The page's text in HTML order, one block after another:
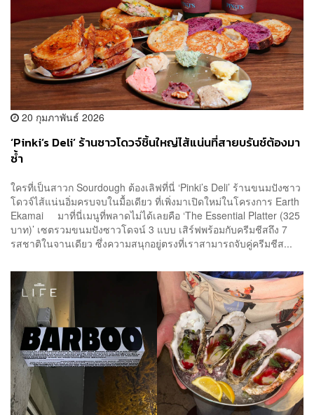
20 กุมภาพันธ์ 2026
‘Pinki’s Deli’ ร้านซาวโดวจ์ชิ้นใหญ่ไส้แน่นที่สายบรันช์ต้องมา
ซ้ำ
ใครที่เป็นสาวก Sourdough ต้องเลิฟที่นี่ ‘Pinki’s Deli’ ร้านขนมปังซาว
โดวจ์ไส้แน่นอิ่มครบจบในมื้อเดียว ที่เพิ่งมาเปิดใหม่ในโครงการ Earth
Ekamai มาที่นี่เมนูที่พลาดไม่ได้เลยคือ ‘The Essential Platter (325
บาท)’ เซตรวมขนมปังซาวโดจน์ 3 แบบ เสิร์ฟพร้อมกับครีมชีสถึง 7
รสชาติในจานเดียว ซึ่งความสนุกอยู่ตรงที่เราสามารถจับคู่ครีมชีส...